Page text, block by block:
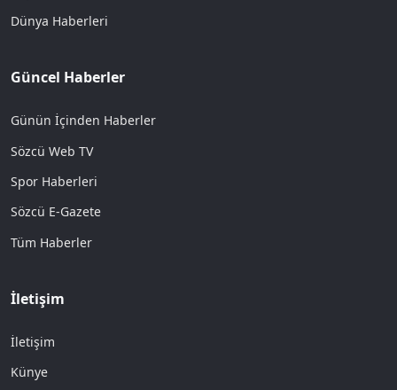
Dünya Haberleri
Güncel Haberler
Günün İçinden Haberler
Sözcü Web TV
Spor Haberleri
Sözcü E-Gazete
Tüm Haberler
İletişim
İletişim
Künye